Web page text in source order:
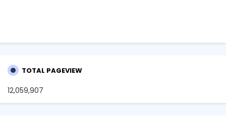
TOTAL PAGEVIEW
12,059,907